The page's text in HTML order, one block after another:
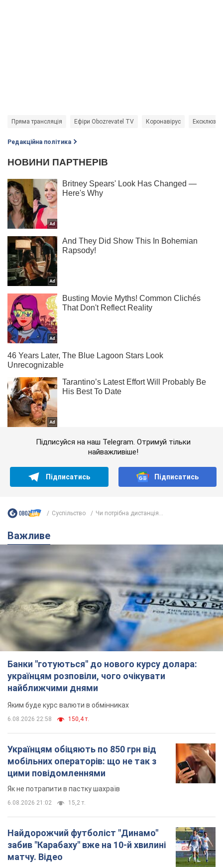
Пряма трансляція Ефіри Obozrevatel TV Коронавірус Ексклюзив
Редакційна політика
Підписуйся на наш Telegram. Отримуй тільки
найважливіше!
Підписатись Підписатись
Суспільство Чи потрібна дистанція...
Важливе
Банки "готуються" до нового курсу долара:
українцям розповіли, чого очікувати
найближчими днями
Яким буде курс валюти в обмінниках
6.08.2026 22:58 150,4 т.
Українцям обіцяють по 850 грн від
мобільних операторів: що не так з
цими повідомленнями
Як не потрапити в пастку шахраїв
6.08.2026 21:02 15,2 т.
Найдорожчий футболіст "Динамо"
забив "Карабаху" вже на 10-й хвилині
матчу. Відео